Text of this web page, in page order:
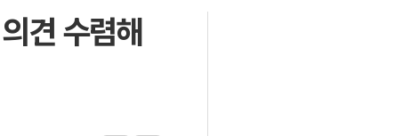
[속보] 민주, 제주 경선 결과 발표...김민석 52.64% 정청래 39.89% 송
이번주 국내 주요 금융일정(8.10~8.14)
견 수렴해